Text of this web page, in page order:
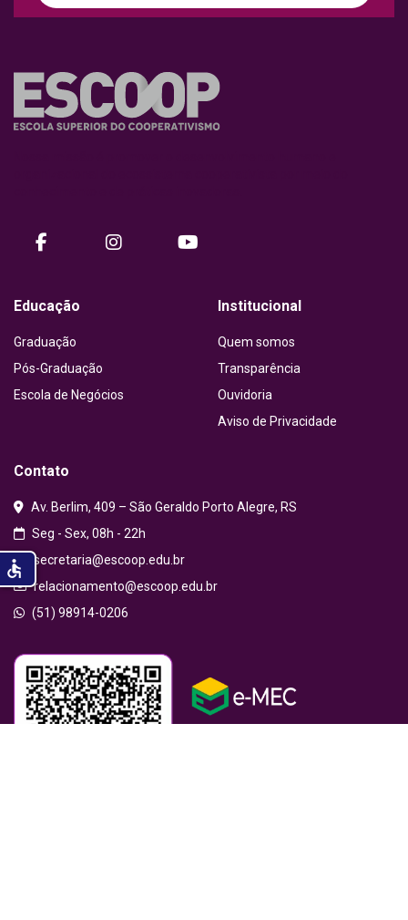
facebookinstagram
Educação
Graduação
Pós-Graduação
Escola de Negócios
Institucional
Quem somos
Transparência
Ouvidoria
Aviso de Privacidade
Contato
Av. Berlim, 409 – São Geraldo Porto Alegre, RS
Seg - Sex, 08h - 22h
secretaria@escoop.edu.br
relacionamento@escoop.edu.br
(51) 98914-0206
accessible